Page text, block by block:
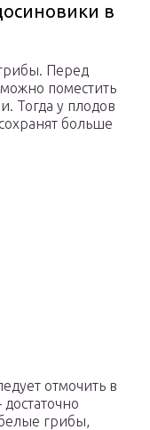
в
Перед
поместить
Тогда у плодов
больше
отмочить в
грибы,